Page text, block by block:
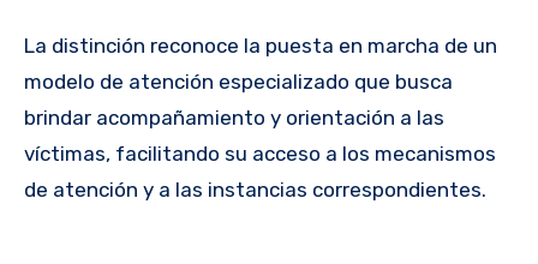
La distinción reconoce la puesta en marcha de un
modelo de atención especializado que busca
brindar acompañamiento y orientación a las
víctimas, facilitando su acceso a los mecanismos
de atención y a las instancias correspondientes.